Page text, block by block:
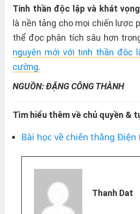
Tinh thần độc lập và khát
là nền tảng cho mọi chiến lược
thể đọc phân tích sâu hơn
nguyên mới với tinh thần độc
cường.
NGUỒN: ĐẶNG CÔNG THÀNH
Tìm hiểu thêm về chủ quyền &
Bài học về chiến thắng Điện
Thanh Dat